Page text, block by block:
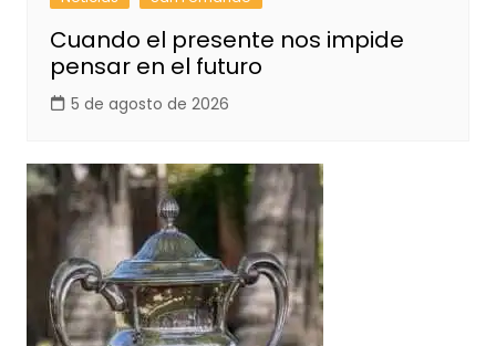
Cuando el presente nos impide
pensar en el futuro
5 de agosto de 2026